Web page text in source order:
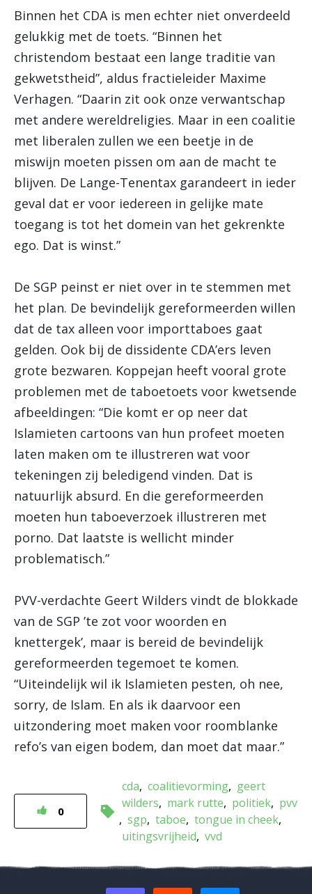
Binnen het CDA is men echter niet onverdeeld
gelukkig met de toets. “Binnen het
christendom bestaat een lange traditie van
gekwetstheid”, aldus fractieleider Maxime
Verhagen. “Daarin zit ook onze verwantschap
met andere wereldreligies. Maar in een coalitie
met liberalen zullen we een beetje in de
miswijn moeten pissen om aan de macht te
blijven. De Lange-Tenentax garandeert in ieder
geval dat er voor iedereen in gelijke mate
toegang is tot het domein van het gekrenkte
ego. Dat is winst.”
De SGP peinst er niet over in te stemmen met
het plan. De bevindelijk gereformeerden willen
dat de tax alleen voor importtaboes gaat
gelden. Ook bij de dissidente CDA’ers leven
grote bezwaren. Koppejan heeft vooral grote
problemen met de taboetoets voor kwetsende
afbeeldingen: “Die komt er op neer dat
Islamieten cartoons van hun profeet moeten
laten maken om te illustreren wat voor
tekeningen zij beledigend vinden. Dat is
natuurlijk absurd. En die gereformeerden
moeten hun taboeverzoek illustreren met
porno. Dat laatste is wellicht minder
problematisch.”
PVV-verdachte Geert Wilders vindt de blokkade
van de SGP ’te zot voor woorden en
knettergek’, maar is bereid de bevindelijk
gereformeerden tegemoet te komen.
“Uiteindelijk wil ik Islamieten pesten, oh nee,
sorry, de Islam. En als ik daarvoor een
uitzondering moet maken voor roomblanke
refo’s van eigen bodem, dan moet dat maar.”
0
cda coalitievorming geert
wilders
mark rutte politiek pvv
sgp taboe tongue in cheek
uitingsvrijheid vvd